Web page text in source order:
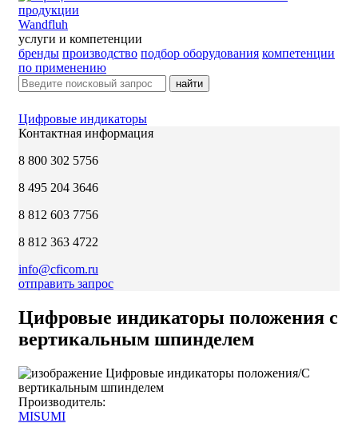
Wandfluh
услуги и компетенции
бренды производство подбор оборудования компетенции
по применению
найти
Цифровые индикаторы
Контактная информация
8 800 302 5756
8 495 204 3646
8 812 603 7756
8 812 363 4722
info@cficom.ru
отправить запрос
Цифровые индикаторы положения с
вертикальным шпинделем
Производитель:
MISUMI